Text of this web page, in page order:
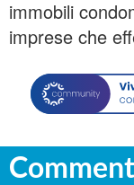
immobili
imprese che